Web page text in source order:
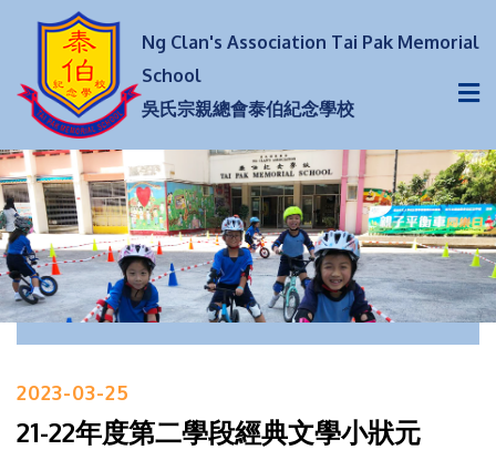
Ng Clan's Association Tai Pak Memorial
School
吳氏宗親總會泰伯紀念學校
2023-03-25
21-22年度第二學段經典文學小狀元